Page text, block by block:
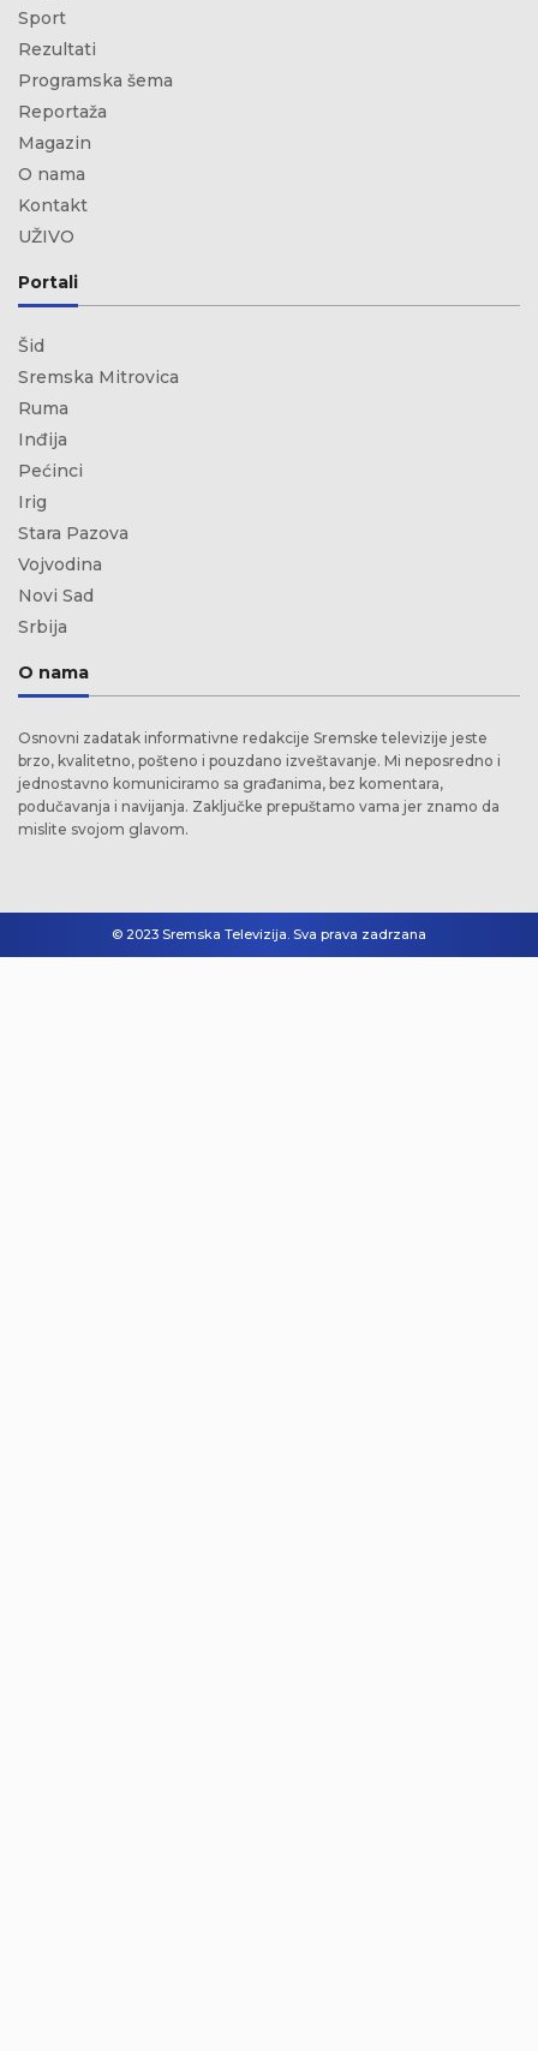
Sport
Rezultati
Programska šema
Reportaža
Magazin
O nama
Kontakt
UŽIVO
Portali
Šid
Sremska Mitrovica
Ruma
Inđija
Pećinci
Irig
Stara Pazova
Vojvodina
Novi Sad
Srbija
O nama
Osnovni zadatak informativne redakcije Sremske televizije jeste
brzo, kvalitetno, pošteno i pouzdano izveštavanje. Mi neposredno i
jednostavno komuniciramo sa građanima, bez komentara,
podučavanja i navijanja. Zaključke prepuštamo vama jer znamo da
mislite svojom glavom.
© 2023 Sremska Televizija. Sva prava zadrzana